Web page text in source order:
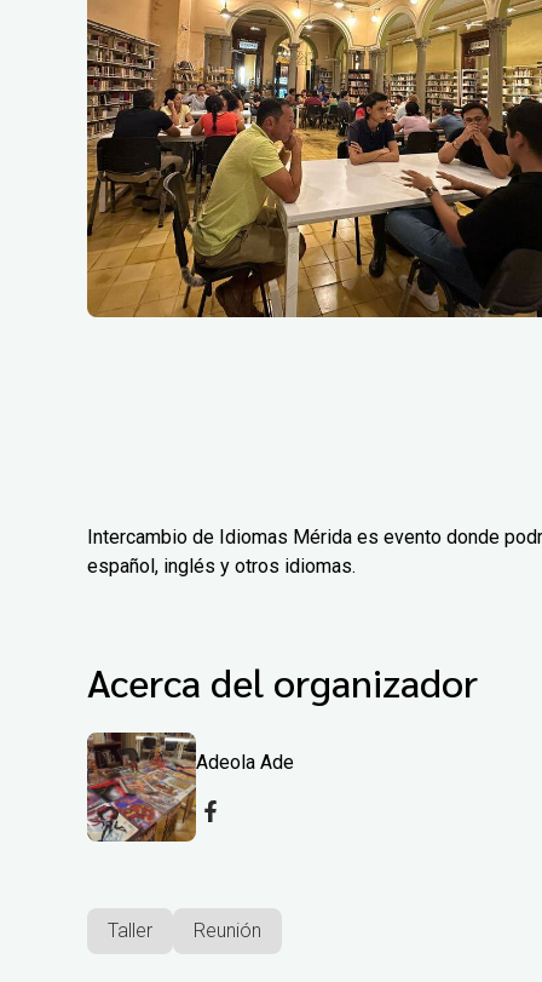
Intercambio de Idiomas Mérida es evento donde
español, inglés y otros idiomas.
Acerca del organizador
Adeola Ade
Taller Reunión